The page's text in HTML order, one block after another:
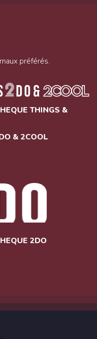
préférés.
THINGS &
& 2COOL
2DO